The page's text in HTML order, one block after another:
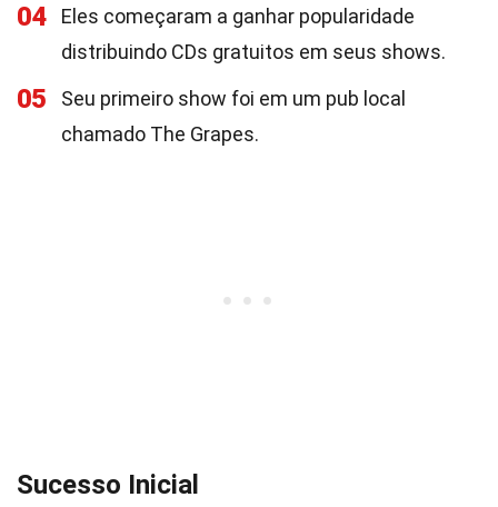
04
Eles começaram a ganhar popularidade
distribuindo CDs gratuitos em seus shows.
05
Seu primeiro show foi em um pub local
chamado The Grapes.
Sucesso Inicial